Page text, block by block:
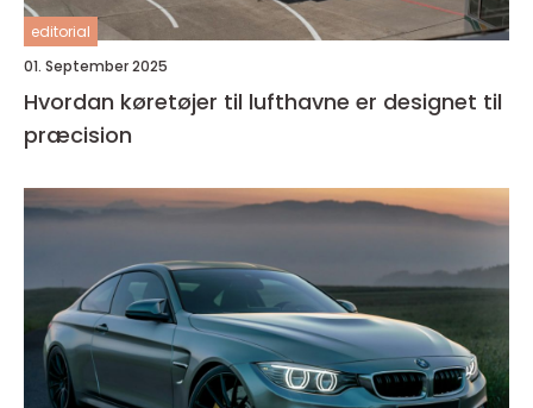
editorial
01. September 2025
Hvordan køretøjer til lufthavne er designet til
præcision